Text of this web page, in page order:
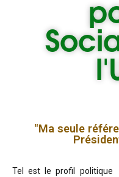
"Ma seule
Tel est le profil politique